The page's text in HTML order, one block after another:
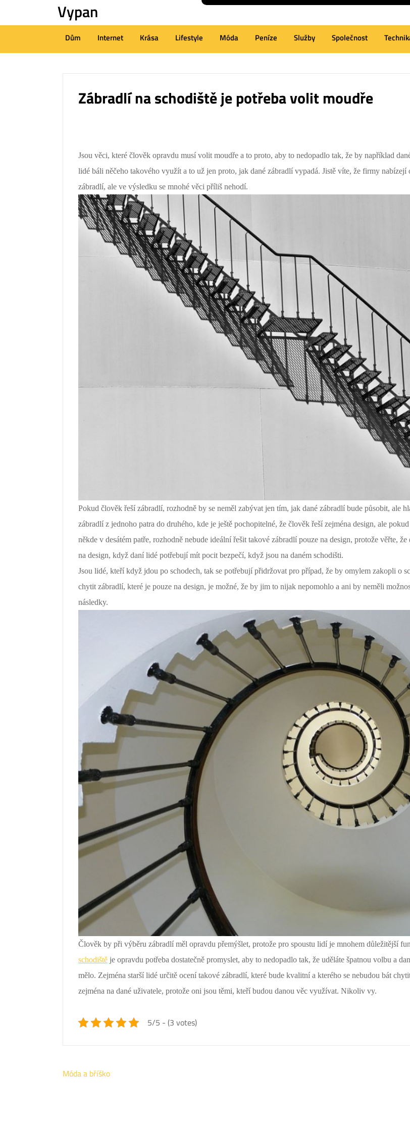
to
(Press
Vypan
Dům Internet Krása Lifestyle Móda Peníze Služby Společnost
Zábradlí na schodiště je potřeba volit moudře
Jsou věci, které člověk opravdu musí volit moudře a to proto, aby to nedopadlo tak, že by například
lidé báli něčeho takového využít a to už jen proto, jak dané zábradlí vypadá. Jistě víte, že firmy nabízejí
zábradlí, ale ve výsledku se mnohé věci příliš nehodí.
Pokud člověk řeší zábradlí, rozhodně by se neměl zabývat jen tím, jak dané zábradlí bude působit, ale
zábradlí z jednoho patra do druhého, kde je ještě pochopitelné, že člověk řeší zejména design, ale
někde v desátém patře, rozhodně nebude ideální řešit takové zábradlí pouze na design, protože věřte,
na design, když daní lidé potřebují mít pocit bezpečí, když jsou na daném schodišti.
Jsou lidé, kteří když jdou po schodech, tak se potřebují přidržovat pro případ, že by omylem zakopli o
chytit zábradlí, které je pouze na design, je možné, že by jim to nijak nepomohlo a ani by neměli
následky.
Člověk by při výběru zábradlí měl opravdu přemýšlet, protože pro spoustu lidí je mnohem důležitější
schodiště je opravdu potřeba dostatečně promyslet, aby to nedopadlo tak, že uděláte špatnou volbu a
mělo. Zejména starší lidé určitě ocení takové zábradlí, které bude kvalitní a kterého se nebudou bát
zejména na dané uživatele, protože oni jsou těmi, kteří budou danou věc využívat. Nikoliv vy.
5/5 - (3 votes)
Navigace
Móda a bříško